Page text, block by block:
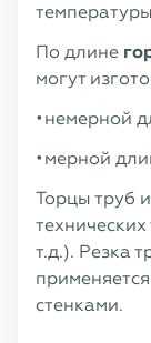
По длине
могут
немерной
мерной
Торцы труб
т.д.). Резка
стенками.